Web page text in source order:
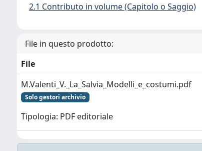
2.1 Contributo in volume (Capitolo o Saggio)
File in questo prodotto:
File
M.Valenti_V._La_Salvia_Modelli_e_costumi.pdf
Solo gestori archivio
Tipologia: PDF editoriale